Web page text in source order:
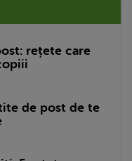
rețete care
de post de te